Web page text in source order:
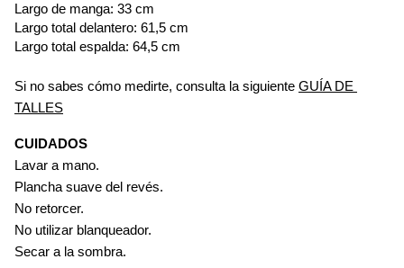
Largo de manga: 33 cm
Largo total delantero: 61,5 cm
Largo total espalda: 64,5 cm
Si no sabes cómo medirte, consulta la siguiente GUÍA DE
TALLES
CUIDADOS
Lavar a mano.
Plancha suave del revés.
No retorcer.
No utilizar blanqueador.
Secar a la sombra.